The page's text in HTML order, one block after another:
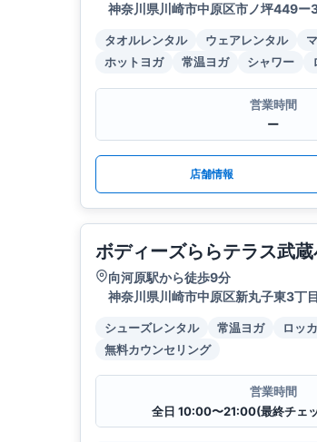
神奈川県川崎市中原区市ノ坪449ー
タオルレンタル ウェアレンタル
ホットヨガ
常温ヨガ シャワー
営業時間
ー
店舗情報
ボディーズららテラス武
向河原駅から徒歩9分
神奈川県川崎市中原区新丸子東3丁
シューズレンタル 常温ヨガ ロッ
無料カウンセリング
営業時間
全日 10:00〜21:00(最終チェ